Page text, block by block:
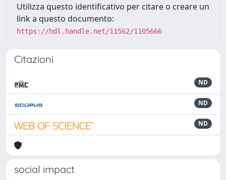
Utilizza questo identificativo per citare o creare un
link a questo documento:
https://hdl.handle.net/11562/1105666
Citazioni
ND
ND
ND
social impact